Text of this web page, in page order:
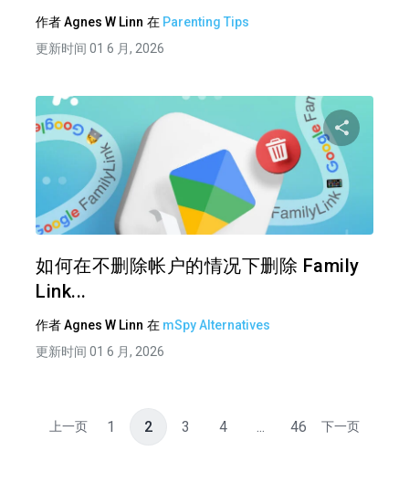
作者Agnes W Linn 在 Parenting Tips
更新时间 01 6 月, 2026
如何在不删除帐户的情况下删除 Family
Link...
作者Agnes W Linn 在 mSpy Alternatives
更新时间 01 6 月, 2026
上一页 1 2 3 4 ... 46 下一页